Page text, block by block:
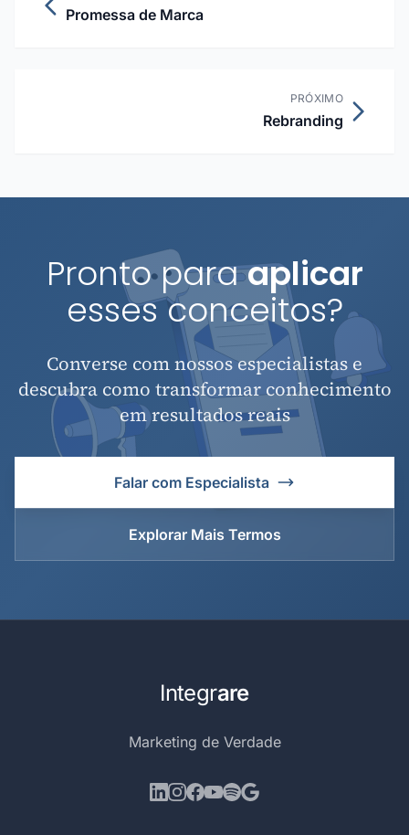
Promessa de Marca
PRÓXIMO
Rebranding
Pronto paraaplicar
esses conceitos?
Converse com nossos especialistas e
descubra como transformar conhecimento
em resultados reais
Falar com Especialista
Explorar Mais Termos
Integrare
Marketing de Verdade